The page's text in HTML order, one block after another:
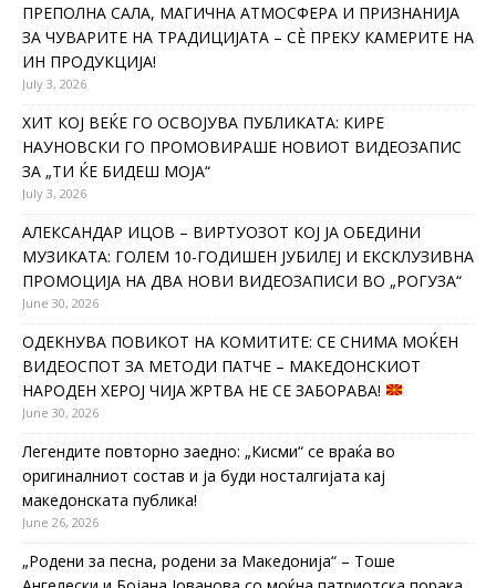
ПРЕПОЛНА САЛА, МАГИЧНА АТМОСФЕРА И ПРИЗНАНИЈА
ЗА ЧУВАРИТЕ НА ТРАДИЦИЈАТА – СÈ ПРЕКУ КАМЕРИТЕ НА
ИН ПРОДУКЦИЈА!
July 3, 2026
ХИТ КОЈ ВЕЌЕ ГО ОСВОЈУВА ПУБЛИКАТА: КИРЕ
НАУНОВСКИ ГО ПРОМОВИРАШЕ НОВИОТ ВИДЕОЗАПИС
ЗА „ТИ ЌЕ БИДЕШ МОЈА“
July 3, 2026
АЛЕКСАНДАР ИЦОВ – ВИРТУОЗОТ КОЈ ЈА ОБЕДИНИ
МУЗИКАТА: ГОЛЕМ 10-ГОДИШЕН ЈУБИЛЕЈ И ЕКСКЛУЗИВНА
ПРОМОЦИЈА НА ДВА НОВИ ВИДЕОЗАПИСИ ВО „РОГУЗА“
June 30, 2026
ОДЕКНУВА ПОВИКОТ НА КОМИТИТЕ: СЕ СНИМА МОЌЕН
ВИДЕОСПОТ ЗА МЕТОДИ ПАТЧЕ – МАКЕДОНСКИОТ
НАРОДЕН ХЕРОЈ ЧИЈА ЖРТВА НЕ СЕ ЗАБОРАВА!
June 30, 2026
Легендите повторно заедно: „Кисми“ се враќа во
оригиналниот состав и ја буди носталгијата кај
македонската публика!
June 26, 2026
„Родени за песна, родени за Македонија“ – Тоше